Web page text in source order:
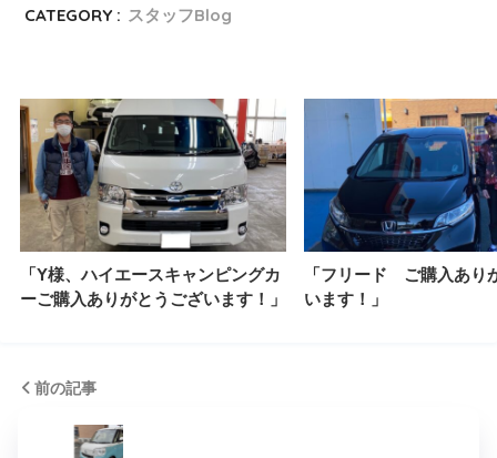
CATEGORY : スタッフBlog
「Y様、ハイエースキャンピングカ
ーご購入ありがとうございます！」
「フリード ご購入あり
います！」
前の記事